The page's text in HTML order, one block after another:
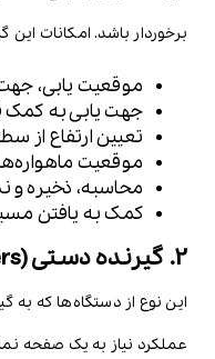
برخوردار باشد. امکانات این
موقعیت یابی،
جهت یابی به کمک
تعیین ارتفاع از
موقعیت
محاسبه، ذخیره
کمک به یافتن
2. گیرنده دستی (Handheld GPS Receivers):
این نوع از دستگاه‌ها که به
عملکرد نیاز به یک صفحه